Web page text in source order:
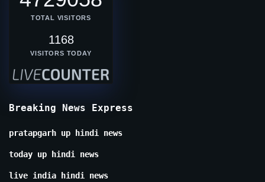
TOTAL VISITORS
1168
VISITORS TODAY
Breaking News Express
pratapgarh up hindi news
today up hindi news
live india hindi news